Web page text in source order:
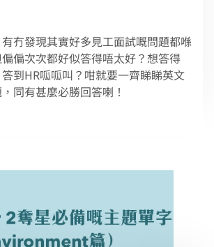
冇發現其實好多見工面試嘅問題都喺
偏次次都好似答得唔太好？想答得
到HR呱呱叫？咁就要一齊睇睇英文
同有甚麼必勝回答喇！